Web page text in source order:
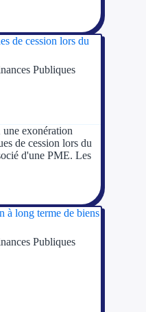
de cession lors du
Publiques
exonération
de cession lors du
d'une PME. Les
à long terme de biens
Publiques